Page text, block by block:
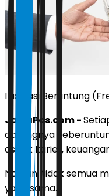
Ilustrasi Beruntung
JawaPos.com -
datangnya
aspek karier,
Namun, tidak semua
yang sama.